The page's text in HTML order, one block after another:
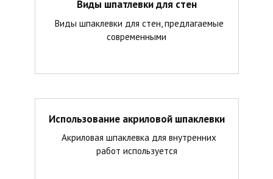
Виды шпатлевки для стен
Виды шпаклевки для стен, предлагаемые
современными
Использование акриловой шпаклевки
Акриловая шпаклевка для внутренних
работ используется